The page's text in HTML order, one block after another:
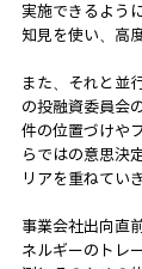
実施できるよう
知見を使い、高
また、それと並
の投融資委員会
件の位置づけや
らではの意思決
リアを重ねてい
事業会社出向直
ネルギーのトレ